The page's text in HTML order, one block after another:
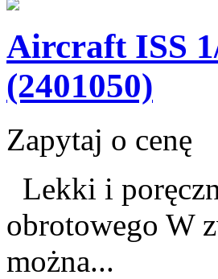
Aircraft ISS
(2401050)
Zapytaj o cenę
Lekki i
obrotowego W
można...